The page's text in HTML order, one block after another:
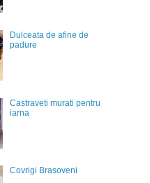
Dulceata de afine de
padure
Castraveti murati pentru
iarna
Covrigi Brasoveni